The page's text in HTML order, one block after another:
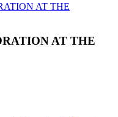
AT THE
AT THE